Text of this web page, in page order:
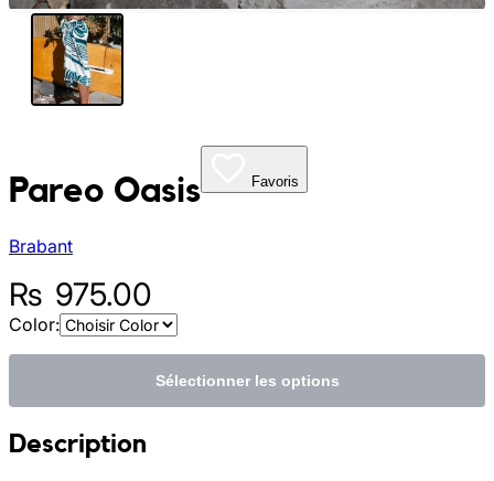
Pareo Oasis
Brabant
Favoris
₨ 975.00
Color:
Sélectionner les options
Description
Planty Mauritius
Saskia
The Sock Trader
The Kreol Republic
The Little Big People